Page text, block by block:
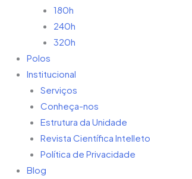
180h
240h
320h
Polos
Institucional
Serviços
Conheça-nos
Estrutura da Unidade
Revista Científica Intelleto
Política de Privacidade
Blog